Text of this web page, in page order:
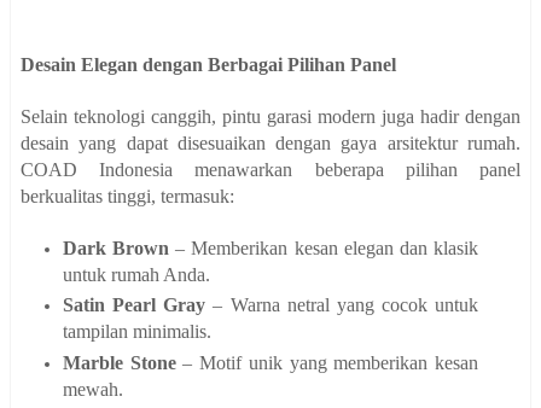
Desain Elegan dengan Berbagai Pilihan Panel
Selain teknologi canggih, pintu garasi modern juga hadir dengan
desain yang dapat disesuaikan dengan gaya arsitektur rumah.
COAD Indonesia menawarkan beberapa pilihan panel
berkualitas tinggi, termasuk:
Dark Brown – Memberikan kesan elegan dan klasik
untuk rumah Anda.
Satin Pearl Gray – Warna netral yang cocok untuk
tampilan minimalis.
Marble Stone– Motif unik yang memberikan kesan
mewah.